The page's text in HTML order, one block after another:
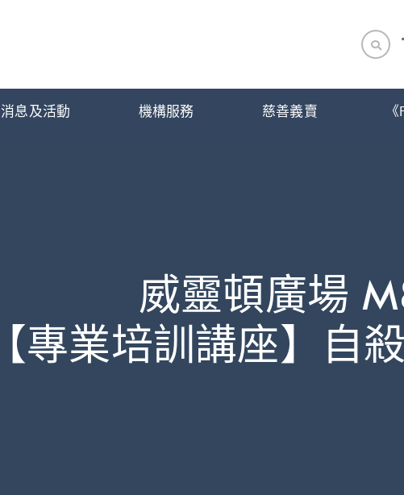
消息及活動 機構服務 慈善義賣
威靈頓廣場
【專業培訓講座】自